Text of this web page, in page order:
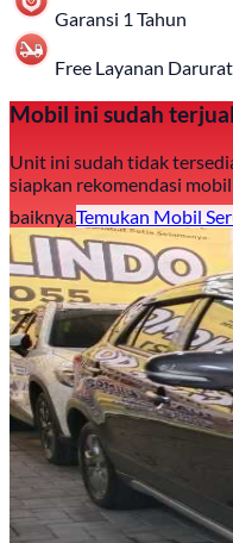
Garansi 1 Tahun
Free Layanan
Mobil ini sudah terjual
Unit ini sudah tidak
siapkan rekomendasi
baiknya.Temukan Mobil